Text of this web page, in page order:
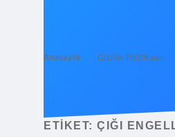
Anasayfa Gizlilik Politikası
ETIKET: ÇIĞI